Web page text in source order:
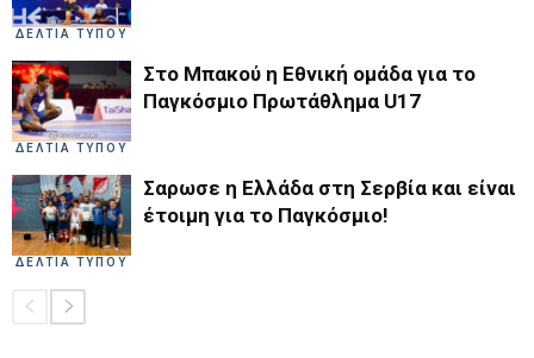
ΔΕΛΤΙΑ ΤΥΠΟΥ
ΔΕΛΤΙΑ ΤΥΠΟΥ
Στο Μπακού η Εθνική ομάδα για το
Παγκόσμιο Πρωτάθλημα U17
ΔΕΛΤΙΑ ΤΥΠΟΥ
Σαρωσε η Ελλάδα στη Σερβία και είναι
έτοιμη για το Παγκόσμιο!